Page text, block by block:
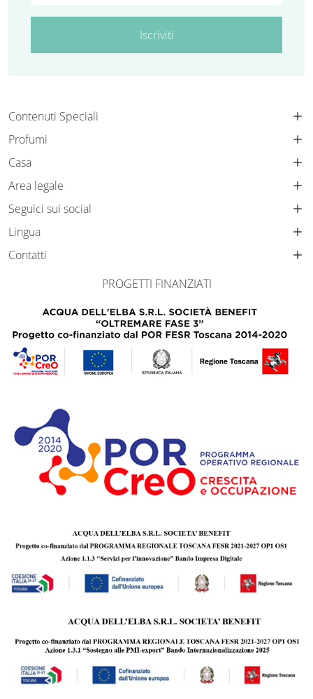
Iscriviti
Contenuti Speciali
Profumi
Casa
Area legale
Seguici sui social
Lingua
Contatti
PROGETTI FINANZIATI